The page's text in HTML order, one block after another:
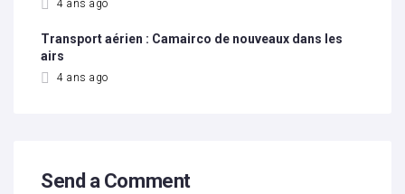
4 ans ago
Transport aérien : Camairco de nouveaux dans les
airs
4 ans ago
Send a Comment